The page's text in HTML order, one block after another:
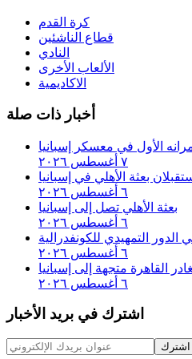
كرة القدم
قطاع الناشئين
النادي
الألعاب الأخرى
الاكاديمية
أخبار ذات صلة
مرانه الأول في معسكر إسبانيا
٧ أغسطس ٢٠٢٦
بعثة الأهلي في إسبانيا
٦ أغسطس ٢٠٢٦
بعثة الأهلي تصل إلى إسبانيا
٦ أغسطس ٢٠٢٦
التمهيدي للكونفدرالية
٦ أغسطس ٢٠٢٦
القاهرة متجهة إلى إسبانيا
٦ أغسطس ٢٠٢٦
اشترك في بريد الأخبار
اشترك